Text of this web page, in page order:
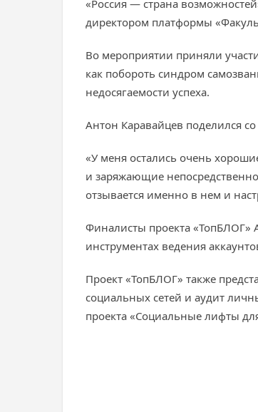
«Россия — страна
директором платформы
Во мероприятии приняли
как побороть синдром
недосягаемости успеха.
Антон Каравайцев поделился
«У меня остались очень
и заряжающие
отзывается именно в нем и
Финалисты проекта «ТопБЛОГ»
инструментах ведения
Проект «ТопБЛОГ» также
социальных сетей и аудит
проекта «Социальные лифты